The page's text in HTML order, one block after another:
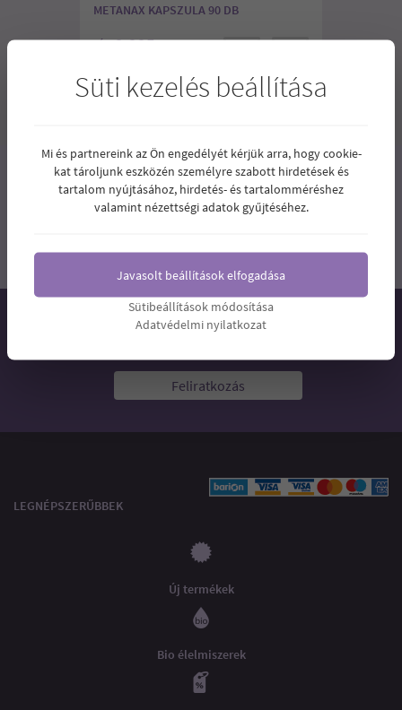
METANAX KAPSZULA 90 DB
Ár:9.995Ft
Hírlevél
Feliratkozás
LEGNÉPSZERŰBBEK
Új termékek
Bio élelmiszerek
Süti kezelés beállítása
Mi és partnereink az Ön engedélyét kérjük arra, hogy cookie-
kat tároljunk eszközén személyre szabott hirdetések és
tartalom nyújtásához, hirdetés- és tartalomméréshez
valamint nézettségi adatok gyűjtéséhez.
Javasolt beállítások elfogadása
Sütibeállítások módosítása
Adatvédelmi nyilatkozat